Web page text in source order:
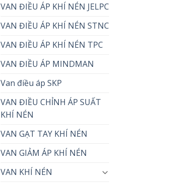
VAN ĐIỀU ÁP KHÍ NÉN JELPC
VAN ĐIỀU ÁP KHÍ NÉN STNC
VAN ĐIỀU ÁP KHÍ NÉN TPC
VAN ĐIỀU ÁP MINDMAN
Van điều áp SKP
VAN ĐIỀU CHỈNH ÁP SUẤT
KHÍ NÉN
VAN GẠT TAY KHÍ NÉN
VAN GIẢM ÁP KHÍ NÉN
VAN KHÍ NÉN